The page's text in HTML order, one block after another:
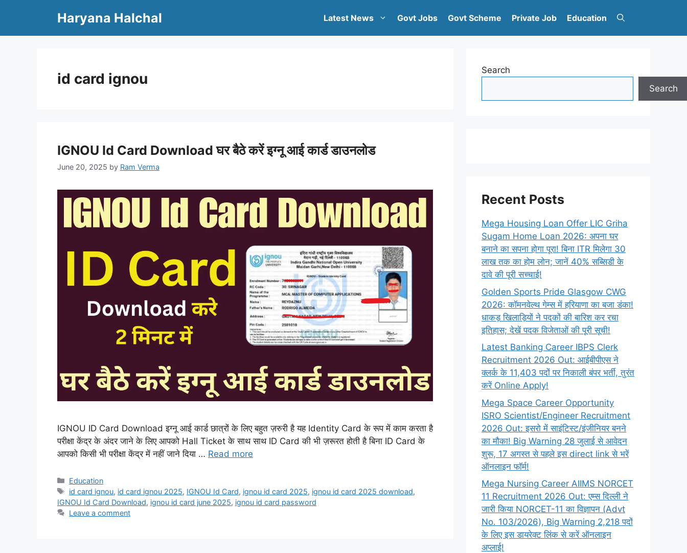
Haryana Halchal Latest News Govt Jobs Govt Scheme Private Job Education
id card ignou
IGNOU Id Card Download घर बैठे करें इग्नू आई कार्ड डाउनलोड
June 20, 2025 by Ram Verma
IGNOU ID Card Download इग्नू आई कार्ड छात्रों के लिए बहुत ज़रुरी है यह Identity Card के रूप में काम करता है
परीक्षा केंद्र के अंदर जाने के लिए आपको Hall Ticket के साथ साथ ID Card की भी ज़रूरत होती है बिना ID Card के
आपको किसी भी परीक्षा केंद्र में नहीं जाने दिया … Read more
Categories
Education
Tags
id card ignou, id card ignou 2025, IGNOU Id Card, ignou id card 2025, ignou id card 2025 download,
IGNOU Id Card Download, ignou id card june 2025, ignou id card password
Leave a comment
Search
Search
Recent Posts
Mega Housing Loan Offer LIC Griha
Sugam Home Loan 2026: अपना घर
बनाने का सपना होगा पूरा! बिना ITR मिलेगा 30
लाख तक का होम लोन; जानें 40% सब्सिडी के
दावे की पूरी सच्चाई!
Golden Sports Pride Glasgow CWG
2026: कॉमनवेल्थ गेम्स में हरियाणा का बजा डंका!
धाकड़ खिलाड़ियों ने पदकों की बारिश कर रचा
इतिहास; देखें पदक विजेताओं की पूरी सूची!
Latest Banking Career IBPS Clerk
Recruitment 2026 Out: आईबीपीएस ने
क्लर्क के 11,403 पदों पर निकाली बंपर भर्ती, तुरंत
करें Online Apply!
Mega Space Career Opportunity
ISRO Scientist/Engineer Recruitment
2026 Out: इसरो में साइंटिस्ट/इंजीनियर बनने
का मौका! Big Warning 28 जुलाई से आवेदन
शुरू, 17 अगस्त से पहले इस direct link से भरें
ऑनलाइन फॉर्म!
Mega Nursing Career AIIMS NORCET
11 Recruitment 2026 Out: एम्स दिल्ली ने
जारी किया NORCET-11 का विज्ञापन (Advt
No. 103/2026), Big Warning 2,218 पदों
के लिए इस डायरेक्ट लिंक से करें ऑनलाइन
अप्लाई!